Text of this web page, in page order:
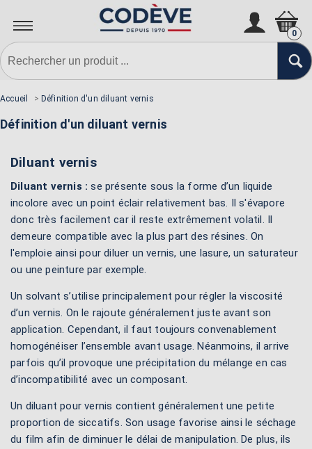
0
Accueil > Définition d'un diluant vernis
Définition d'un diluant vernis
Diluant vernis
Diluant vernis : se présente sous la forme d’un liquide
incolore avec un point éclair relativement bas. Il s'évapore
donc très facilement car il reste extrêmement volatil. Il
demeure compatible avec la plus part des résines. On
l'emploie ainsi pour diluer un vernis, une lasure, un saturateur
ou une peinture par exemple.
Un solvant s’utilise principalement pour régler la viscosité
d’un vernis. On le rajoute généralement juste avant son
application. Cependant, il faut toujours convenablement
homogénéiser l’ensemble avant usage. Néanmoins, il arrive
parfois qu’il provoque une précipitation du mélange en cas
d’incompatibilité avec un composant.
Un diluant pour vernis contient généralement une petite
proportion de siccatifs. Son usage favorise ainsi le séchage
du film afin de diminuer le délai de manipulation. De plus, ils